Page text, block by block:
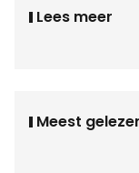
Lees meer
Meest